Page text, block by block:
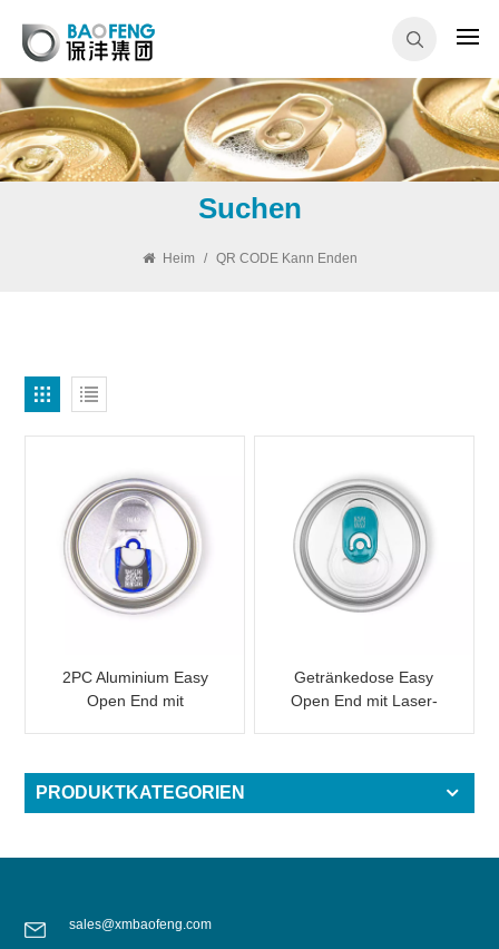
Suchen
Heim / QR CODE Kann Enden
2PC Aluminium Easy
Open End mit
Getränkedose Easy
Open End mit Laser-
PRODUKTKATEGORIEN
sales@xmbaofeng.com